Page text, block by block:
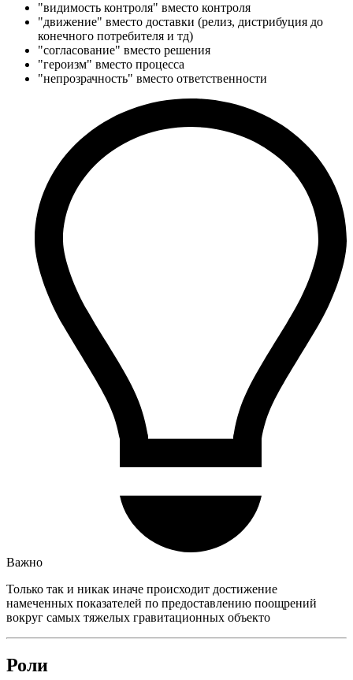
"видимость контроля" вместо контроля
"движение" вместо доставки (релиз, дистрибуция до
конечного потребителя и тд)
"согласование" вместо решения
"героизм" вместо процесса
"непрозрачность" вместо ответственности
Важно
Только так и никак иначе происходит достижение
намеченных показателей по предоставлению поощрений
вокруг самых тяжелых гравитационных объекто
Роли